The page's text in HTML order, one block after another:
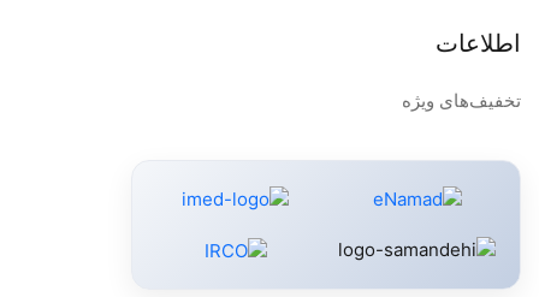
اطلاعات
تخفیف‌های ویژه